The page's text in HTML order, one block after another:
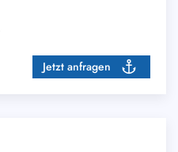
Jetzt anfragen